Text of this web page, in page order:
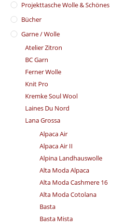
​Projekttasche Wolle & Schönes
Bücher
Garne / Wolle
Atelier Zitron
BC Garn
Ferner Wolle
Knit Pro
Kremke Soul Wool
Laines Du Nord
Lana Grossa
Alpaca Air
Alpaca Air II
Alpina Landhauswolle
Alta Moda Alpaca
Alta Moda Cashmere 16
Alta Moda Cotolana
Basta
Basta Mista